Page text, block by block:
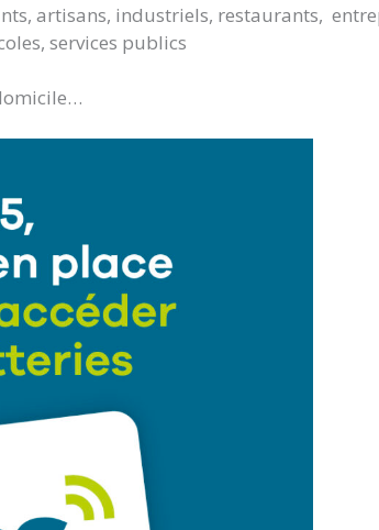
artisans, industriels, restaurants,
services publics